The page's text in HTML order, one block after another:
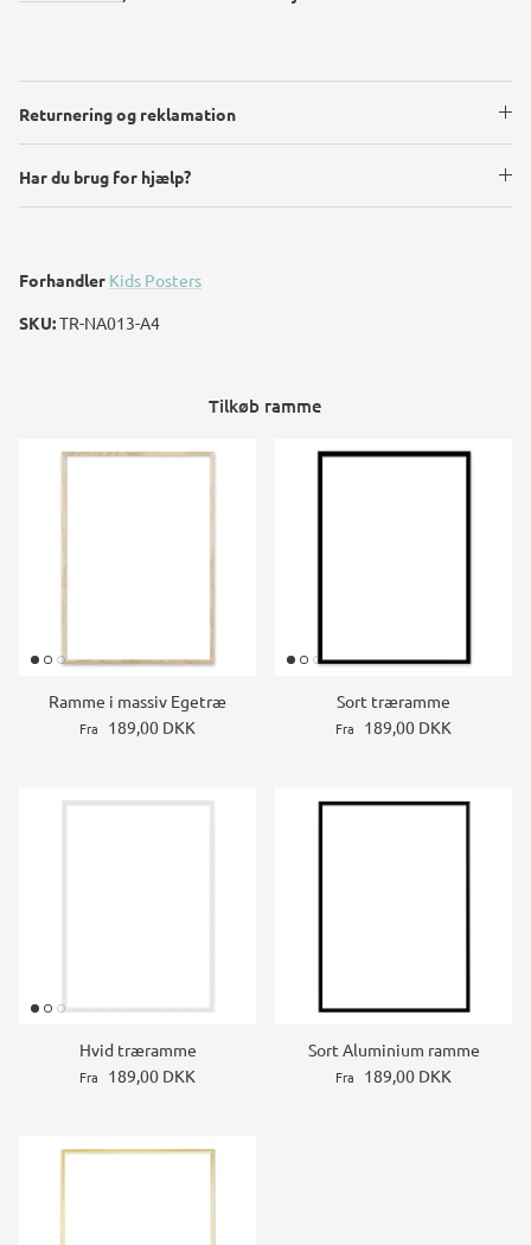
Returnering og reklamation
Har du brug for hjælp?
Forhandler Kids Posters
SKU:TR-NA013-A4
Tilkøb ramme
Ramme i massiv Egetræ
Fra 189,00 DKK
Sort træramme
Fra 189,00 DKK
Hvid træramme
Fra 189,00 DKK
Sort Aluminium ramme
Fra 189,00 DKK